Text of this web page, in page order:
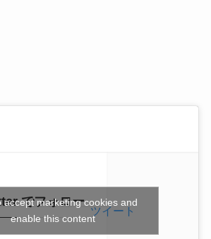
でフォロー
ツイート
accept marketing cookies and
enable this content